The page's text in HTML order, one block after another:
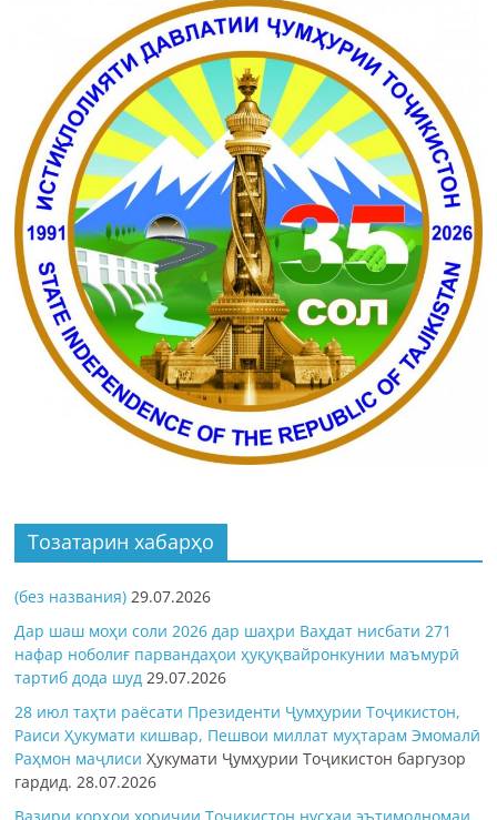
Тозатарин хабарҳо
(без названия) 29.07.2026
Дар шаш моҳи соли 2026 дар шаҳри Ваҳдат нисбати 271
нафар ноболиғ парвандаҳои ҳуқуқвайронкунии маъмурӣ
тартиб дода шуд 29.07.2026
28 июл таҳти раёсати Президенти Ҷумҳурии Тоҷикистон,
Раиси Ҳукумати кишвар, Пешвои миллат муҳтарам Эмомалӣ
Раҳмон маҷлисиҲукумати Ҷумҳурии Тоҷикистон баргузор
гардид. 28.07.2026